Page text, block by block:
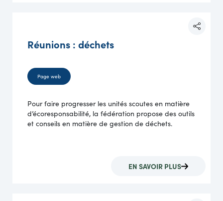
Réunions : déchets
Page web
Pour faire progresser les unités scoutes en matière
d’écoresponsabilité, la fédération propose des outils
et conseils en matière de gestion de déchets.
EN SAVOIR PLUS